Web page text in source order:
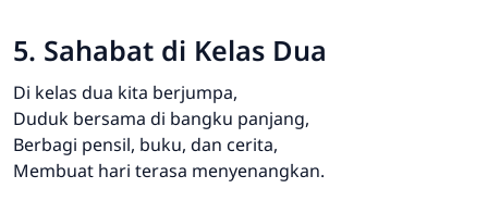
5. Sahabat di Kelas Dua
Di kelas dua kita berjumpa,
Duduk bersama di bangku panjang,
Berbagi pensil, buku, dan cerita,
Membuat hari terasa menyenangkan.